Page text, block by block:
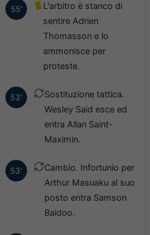
55'
L'arbitro è stanco di
sentire Adrien
Thomasson e lo
ammonisce per
proteste.
53'
Sostituzione tattica.
Wesley Said esce ed
entra Allan Saint-
Maximin.
53'
Cambio. Infortunio per
Arthur Masuaku al suo
posto entra Samson
Baidoo.